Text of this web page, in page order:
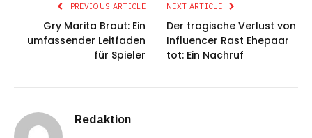
PREVIOUS ARTICLE
Gry Marita Braut: Ein
umfassender Leitfaden
für Spieler
NEXT ARTICLE
Der tragische Verlust von
Influencer Rast Ehepaar
tot: Ein Nachruf
Redaktion